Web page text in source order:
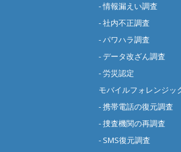
- 情報漏えい調査
- 社内不正調査
- パワハラ調査
- データ改ざん調査
- 労災認定
モバイルフォレンジッ
- 携帯電話の復元調査
- 捜査機関の再調査
- SMS復元調査